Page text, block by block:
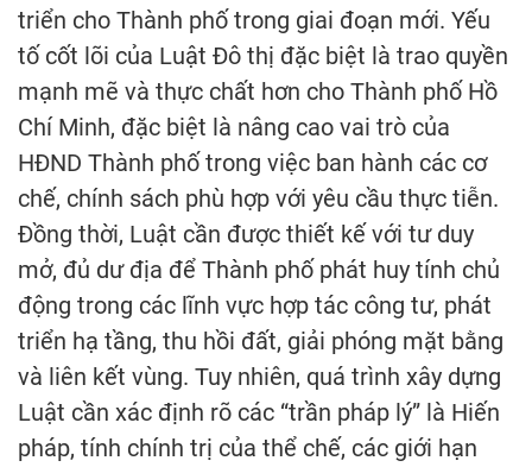
triển cho Thành phố trong giai đoạn mới. Yếu
tố cốt lõi của Luật Đô thị đặc biệt là trao quyền
mạnh mẽ và thực chất hơn cho Thành phố Hồ
Chí Minh, đặc biệt là nâng cao vai trò của
HĐND Thành phố trong việc ban hành các cơ
chế, chính sách phù hợp với yêu cầu thực tiễn.
Đồng thời, Luật cần được thiết kế với tư duy
mở, đủ dư địa để Thành phố phát huy tính chủ
động trong các lĩnh vực hợp tác công tư, phát
triển hạ tầng, thu hồi đất, giải phóng mặt bằng
và liên kết vùng. Tuy nhiên, quá trình xây dựng
Luật cần xác định rõ các “trần pháp lý” là Hiến
pháp, tính chính trị của thể chế, các giới hạn